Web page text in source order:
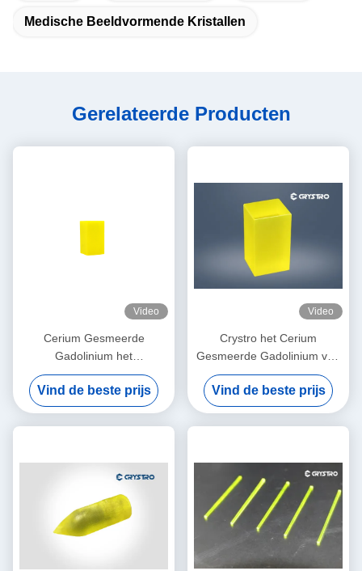
Medische Beeldvormende Kristallen
Gerelateerde Producten
Video
Cerium Gesmeerde
Gadolinium het
Galliumgranaat GAGG
Crystal High Quality van
Aluminiumce
Vind de beste prijs
Video
Crystro het Cerium
Gesmeerde Gadolinium van
de het Galliumgranaat
GAGG van Aluminiumce
Enige Kristal
Vind de beste prijs